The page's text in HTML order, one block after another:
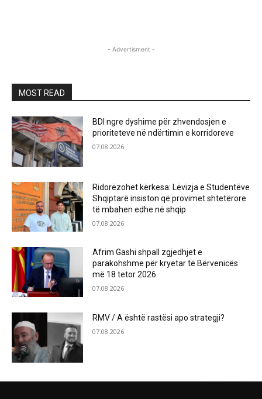
- Advertisment -
MOST READ
BDI ngre dyshime për zhvendosjen e
prioriteteve në ndërtimin e korridoreve
07.08.2026
Ridorëzohet kërkesa: Lëvizja e Studentëve
Shqiptarë insiston që provimet shtetërore
të mbahen edhe në shqip
07.08.2026
Afrim Gashi shpall zgjedhjet e
parakohshme për kryetar të Bërvenicës
më 18 tetor 2026.
07.08.2026
RMV / A është rastësi apo strategji?
07.08.2026